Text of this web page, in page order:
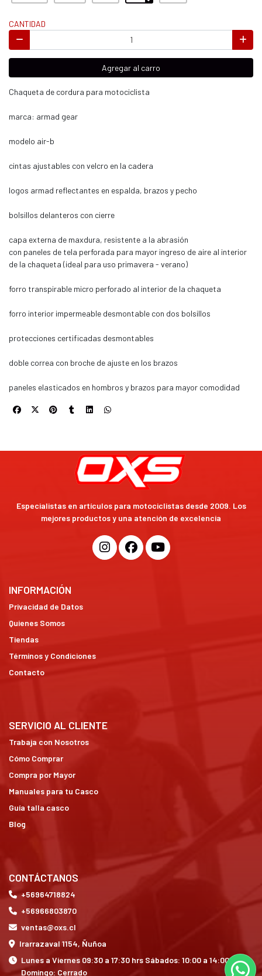
CANTIDAD
Agregar al carro
Chaqueta de cordura para motociclista
marca: armad gear
modelo air-b
cintas ajustables con velcro en la cadera
logos armad reflectantes en espalda, brazos y pecho
bolsillos delanteros con cierre
capa externa de maxdura, resistente a la abrasión
con paneles de tela perforada para mayor ingreso de aire al interior
de la chaqueta (ideal para uso primavera - verano)
forro transpirable micro perforado al interior de la chaqueta
forro interior impermeable desmontable con dos bolsillos
protecciones certificadas desmontables
doble correa con broche de ajuste en los brazos
paneles elasticados en hombros y brazos para mayor comodidad
Especialistas en artículos para motociclistas desde 2009. Los
mejores productos y una atención de excelencia
INFORMACIÓN
Privacidad de Datos
Quienes Somos
Tiendas
Términos y Condiciones
Contacto
SERVICIO AL CLIENTE
Trabaja con Nosotros
Cómo Comprar
Compra por Mayor
Manuales para tu Casco
Guía talla casco
Blog
CONTÁCTANOS
+56964718824
+56966803870
ventas@oxs.cl
Irarrazaval 1154, Ñuñoa
Lunes a Viernes 09:30 a 17:30 hrs Sábados: 10:00 a 14:00 hrs
Domingo: Cerrado